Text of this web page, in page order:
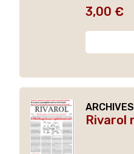
Prix
3,00 €
Rivarol